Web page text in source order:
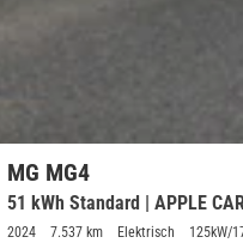
MG MG4
51 kWh Standard | APPLE
2024 7.537 km Elektrisch
125kW/